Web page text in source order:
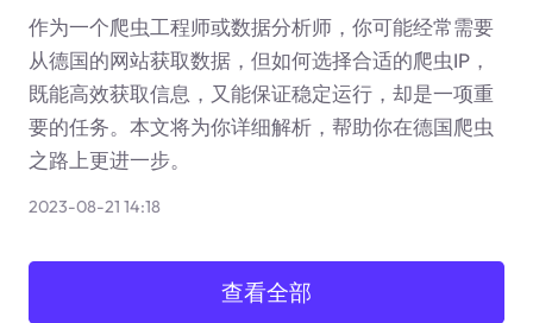
作为一个爬虫工程师或数据分析师，你可能经常需要
从德国的网站获取数据，但如何选择合适的爬虫IP，
既能高效获取信息，又能保证稳定运行，却是一项重
要的任务。本文将为你详细解析，帮助你在德国爬虫
之路上更进一步。
2023-08-21 14:18
查看全部